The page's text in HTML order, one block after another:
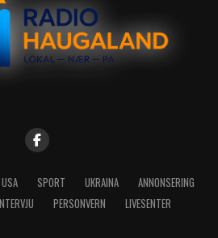
USA SPORT UKRAINA
ANNONSERING
PERSONVERN LIVESENTER